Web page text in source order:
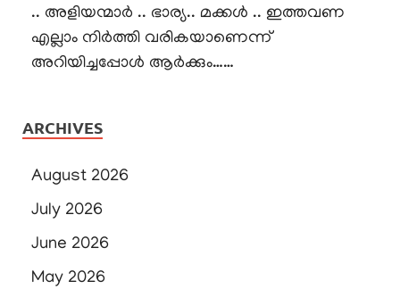
.. അളിയന്മാർ .. ഭാര്യ.. മക്കൾ .. ഇത്തവണ
എല്ലാം നിർത്തി വരികയാണെന്ന്
അറിയിച്ചപ്പോൾ ആർക്കും……
ARCHIVES
August 2026
July 2026
June 2026
May 2026